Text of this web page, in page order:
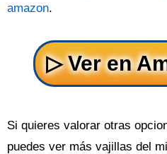
amazon.
Si quieres valorar otras
puedes ver más vajillas del